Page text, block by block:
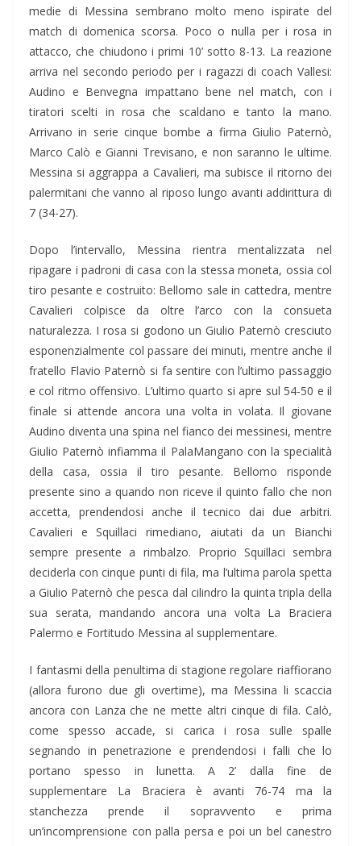
medie di Messina sembrano molto meno ispirate del
match di domenica scorsa. Poco o nulla per i rosa in
attacco, che chiudono i primi 10’ sotto 8-13. La reazione
arriva nel secondo periodo per i ragazzi di coach Vallesi:
Audino e Benvegna impattano bene nel match, con i
tiratori scelti in rosa che scaldano e tanto la mano.
Arrivano in serie cinque bombe a firma Giulio Paternò,
Marco Calò e Gianni Trevisano, e non saranno le ultime.
Messina si aggrappa a Cavalieri, ma subisce il ritorno dei
palermitani che vanno al riposo lungo avanti addirittura di
7 (34-27).
Dopo l’intervallo, Messina rientra mentalizzata nel
ripagare i padroni di casa con la stessa moneta, ossia col
tiro pesante e costruito: Bellomo sale in cattedra, mentre
Cavalieri colpisce da oltre l’arco con la consueta
naturalezza. I rosa si godono un Giulio Paternò cresciuto
esponenzialmente col passare dei minuti, mentre anche il
fratello Flavio Paternò si fa sentire con l’ultimo passaggio
e col ritmo offensivo. L’ultimo quarto si apre sul 54-50 e il
finale si attende ancora una volta in volata. Il giovane
Audino diventa una spina nel fianco dei messinesi, mentre
Giulio Paternò infiamma il PalaMangano con la specialità
della casa, ossia il tiro pesante. Bellomo risponde
presente sino a quando non riceve il quinto fallo che non
accetta, prendendosi anche il tecnico dai due arbitri.
Cavalieri e Squillaci rimediano, aiutati da un Bianchi
sempre presente a rimbalzo. Proprio Squillaci sembra
deciderla con cinque punti di fila, ma l’ultima parola spetta
a Giulio Paternò che pesca dal cilindro la quinta tripla della
sua serata, mandando ancora una volta La Braciera
Palermo e Fortitudo Messina al supplementare.
I fantasmi della penultima di stagione regolare riaffiorano
(allora furono due gli overtime), ma Messina li scaccia
ancora con Lanza che ne mette altri cinque di fila. Calò,
come spesso accade, si carica i rosa sulle spalle
segnando in penetrazione e prendendosi i falli che lo
portano spesso in lunetta. A 2’ dalla fine de
supplementare La Braciera è avanti 76-74 ma la
stanchezza prende il sopravvento e prima
un’incomprensione con palla persa e poi un bel canestro